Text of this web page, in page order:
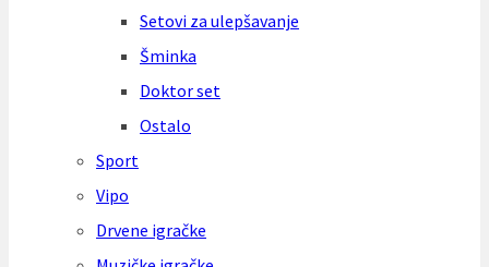
Setovi za ulepšavanje
Šminka
Doktor set
Ostalo
Sport
Vipo
Drvene igračke